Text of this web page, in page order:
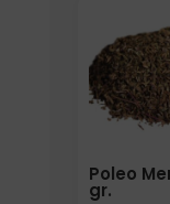
Poleo
gr.